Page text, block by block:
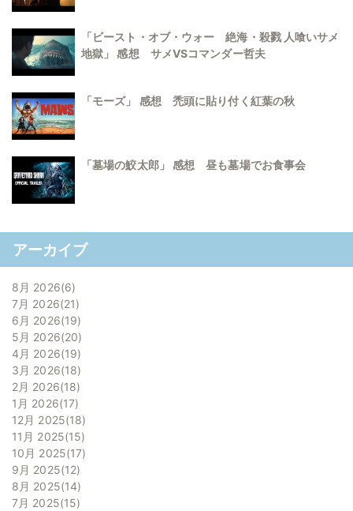
「ビースト・オブ・ウォー 絶海・殺戮 人喰いサメ
地獄」 感想 サメVSコマンダー哲夫
「モーズ」 感想 禿頭に貼り付く紅葉の秋
「墓場の鮫太郎」 感想 昼も墓場でお食事会
アーカイブ
8月 2026 6
7月 2026 21
6月 2026 19
5月 2026 20
4月 2026 19
3月 2026 18
2月 2026 18
1月 2026 17
12月 2025 18
11月 2025 15
10月 2025 17
9月 2025 12
8月 2025 14
7月 2025 15